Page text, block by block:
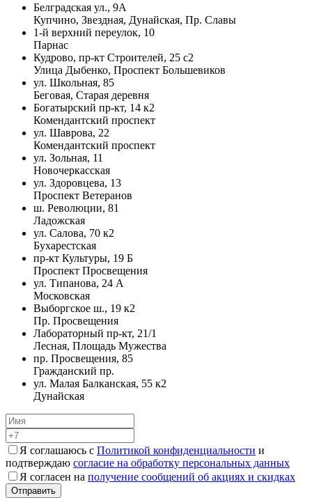
Белградская ул., 9А
Купчино, Звездная, Дунайская, Пр. Славы
1-й верхний переулок, 10
Парнас
Кудрово, пр-кт Строителей, 25 с2
Улица Дыбенко, Проспект Большевиков
ул. Школьная, 85
Беговая, Старая деревня
Богатырский пр-кт, 14 к2
Комендантский проспект
ул. Шаврова, 22
Комендантский проспект
ул. Зольная, 11
Новочеркасская
ул. Здоровцева, 13
Проспект Ветеранов
ш. Революции, 81
Ладожская
ул. Салова, 70 к2
Бухарестская
пр-кт Культуры, 19 Б
Проспект Просвещения
ул. Типанова, 24 А
Московская
Выборгское ш., 19 к2
Пр. Просвещения
Лабораторный пр-кт, 21/1
Лесная, Площадь Мужества
пр. Просвещения, 85
Гражданский пр.
ул. Малая Балканская, 55 к2
Дунайская
Я соглашаюсь с Политикой конфиденциальности и
подтверждаю согласие на обработку персональных данных
Я согласен на получение сообщений об акциях и скидках